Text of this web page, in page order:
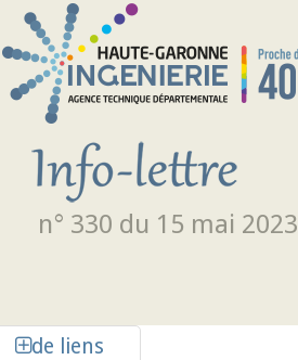
Aller au contenu principal
n° 330 du 15 mai 2023
de liens